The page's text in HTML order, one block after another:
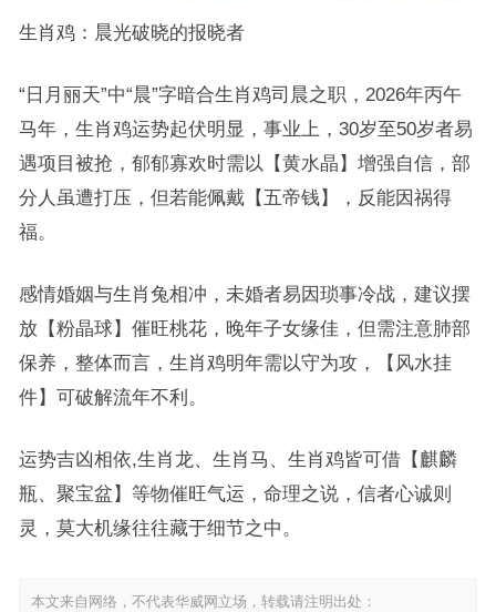
生肖鸡：晨光破晓的报晓者
“日月丽天”中“晨”字暗合生肖鸡司晨之职，2026年丙午
马年，生肖鸡运势起伏明显，事业上，30岁至50岁者易
遇项目被抢，郁郁寡欢时需以【黄水晶】增强自信，部
分人虽遭打压，但若能佩戴【五帝钱】，反能因祸得
福。
感情婚姻与生肖兔相冲，未婚者易因琐事冷战，建议摆
放【粉晶球】催旺桃花，晚年子女缘佳，但需注意肺部
保养，整体而言，生肖鸡明年需以守为攻，【风水挂
件】可破解流年不利。
运势吉凶相依,生肖龙、生肖马、生肖鸡皆可借【麒麟
瓶、聚宝盆】等物催旺气运，命理之说，信者心诚则
灵，莫大机缘往往藏于细节之中。
本文来自网络，不代表华威网立场，转载请注明出处：